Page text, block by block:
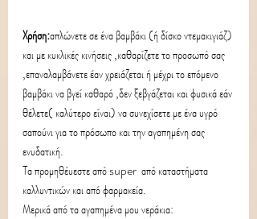
Χρήση:απλώνετε σε ένα βαμβάκι (ή δίσκο ντεμακιγιάζ)
και με κυκλικές κινήσεις ,καθαρίζετε το προσωπό σας
,επαναλαμβάνετε έαν χρειάζεται ή μέχρι το επόμενο
βαμβάκι να βγεί καθαρό ,δεν ξεβγάζεται και φυσικά εάν
θέλετε( καλύτερο είναι) να συνεχίσετε με ένα υγρό
σαπούνι για το πρόσωπο και την αγαπημένη σας
ενυδατική.
Τα προμηθέυεστε από super  από καταστήματα
καλλυντικών και από φαρμακεία.
Μερικά από τα αγαπημένα μου νεράκια: